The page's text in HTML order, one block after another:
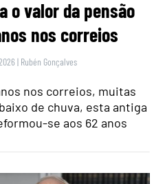
o valor da pensão
nos correios
| Rubén Gonçalves
nos correios, muitas
de chuva, esta antiga
se aos 62 anos